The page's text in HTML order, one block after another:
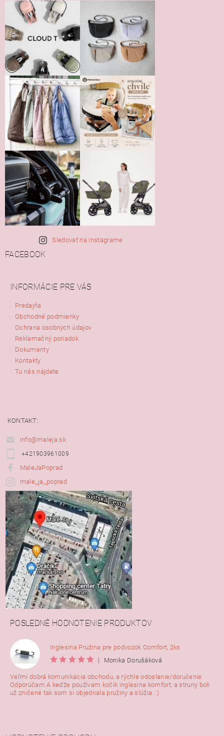
Sledovať na Instagrame
FACEBOOK
INFORMÁCIE PRE VÁS
Predajňa
Obchodné podmienky
Ochrana osobných údajov
Reklamačný poriadok
Dokumenty
Kontakty
Tu nás nájdete
KONTAKT:
info@maleja.sk
+421903961009
MaleJaPoprad
male_ja_poprad
POSLEDNÉ HODNOTENIE PRODUKTOV
Inglesina Pružina pre podvozok Comfort, 2ks
|
Monika Dorušáková
Veľmi dobrá komunikácia obchodu, a rýchle odoslanie/doručenie.
Odporúčam A keďže používam kočík inglesina komfort, a struny boli
už zničené tak som si objednala pružiny a slúžia. :)